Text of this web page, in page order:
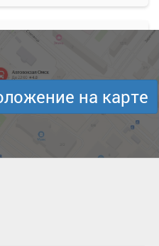
03:30
Загрузить ценуна карте